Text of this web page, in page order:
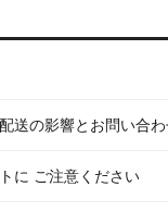
送の影響とお問い合
に ご注意ください